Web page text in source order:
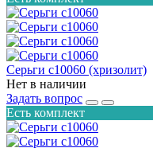
Серьги с10060 (хризолит)
Нет в наличии
Задать вопрос
Есть комплект